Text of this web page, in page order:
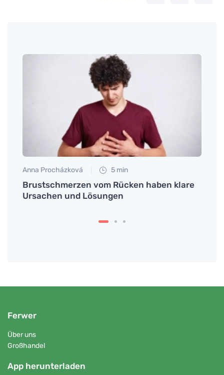
Anna Procházková 5 min
Brustschmerzen vom Rücken haben klare
Ursachen und Lösungen
Ferwer
Über uns
Großhandel
App herunterladen